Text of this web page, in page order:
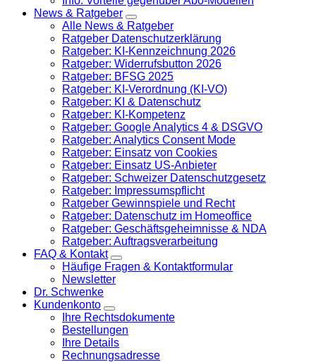
News & Ratgeber
Alle News & Ratgeber
Ratgeber Datenschutzerklärung
Ratgeber: KI-Kennzeichnung 2026
Ratgeber: Widerrufsbutton 2026
Ratgeber: BFSG 2025
Ratgeber: KI-Verordnung (KI-VO)
Ratgeber: KI & Datenschutz
Ratgeber: KI-Kompetenz
Ratgeber: Google Analytics 4 & DSGVO
Ratgeber: Analytics Consent Mode
Ratgeber: Einsatz von Cookies
Ratgeber: Einsatz US-Anbieter
Ratgeber: Schweizer Datenschutzgesetz
Ratgeber: Impressumspflicht
Ratgeber Gewinnspiele und Recht
Ratgeber: Datenschutz im Homeoffice
Ratgeber: Geschäftsgeheimnisse & NDA
Ratgeber: Auftragsverarbeitung
FAQ & Kontakt
Häufige Fragen & Kontaktformular
Newsletter
Dr. Schwenke
Kundenkonto
Ihre Rechtsdokumente
Bestellungen
Ihre Details
Rechnungsadresse